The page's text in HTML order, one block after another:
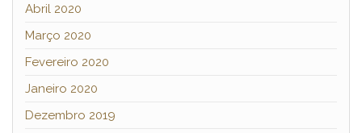
Abril 2020
Março 2020
Fevereiro 2020
Janeiro 2020
Dezembro 2019